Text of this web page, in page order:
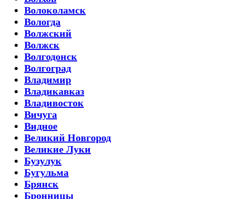
Волоколамск
Вологда
Волжский
Волжск
Волгодонск
Волгоград
Владимир
Владикавказ
Владивосток
Вичуга
Видное
Великий Новгород
Великие Луки
Бузулук
Бугульма
Брянск
Бронницы